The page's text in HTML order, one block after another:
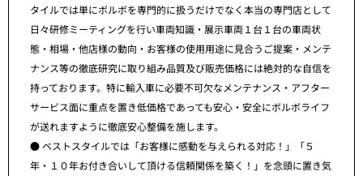
タイルでは単にボルボを専門的に扱うだけでなく本当の専門店として
日々研修ミーティングを行い車両知識・展示車両１台１台の車両状
態・相場・他店様の動向・お客様の使用用途に見合うご提案・メンテ
ナンス等の徹底研究に取り組み品質及び販売価格には絶対的な自信を
持っております。特に輸入車に必要不可欠なメンテナンス・アフター
サービス面に重点を置き低価格であっても安心・安全にボルボライフ
が送れますように徹底安心整備を施します。
● ベストスタイルでは「お客様に感動を与えられる対応！」「５
年・１０年お付き合いして頂ける信頼関係を築く！」を念頭に置き気